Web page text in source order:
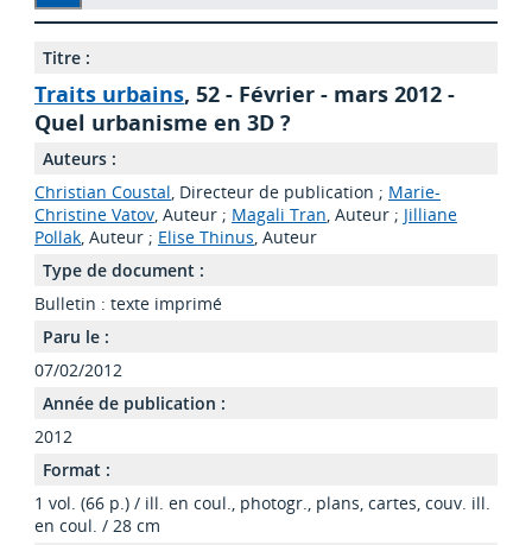
Titre :
Traits urbains, 52 - Février - mars 2012 -
Quel urbanisme en 3D ?
Auteurs :
Christian Coustal, Directeur de publication ; Marie-
Christine Vatov, Auteur ; Magali Tran, Auteur ; Jilliane
Pollak, Auteur ; Elise Thinus, Auteur
Type de document :
Bulletin : texte imprimé
Paru le :
07/02/2012
Année de publication :
2012
Format :
1 vol. (66 p.) / ill. en coul., photogr., plans, cartes, couv. ill.
en coul. / 28 cm